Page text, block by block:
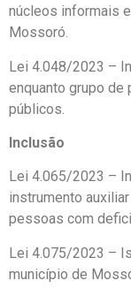
núcleos informais
Mossoró.
Lei 4.048/2023 –
enquanto grupo
públicos.
Inclusão
Lei 4.065/2023 –
instrumento
pessoas com
Lei 4.075/2023 –
município de